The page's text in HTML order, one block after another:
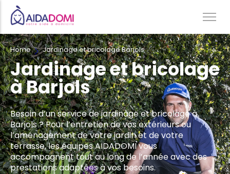
Ménage à domicile & Repassage
Garde d’enfants
Jardinage & Bricolage
Aide aux personnes âgées
Accompagnement du handicap
Téléassistance
Home Jardinage et bricolage Barjols
Jardinage et bricolage
à Barjols
Besoin d’un service de jardinage et bricolage à
Barjols ? Pour l’entretien de vos extérieurs ou
l’aménagement de votre jardin et de votre
terrasse, les équipes AIDADOMI vous
accompagnent tout au long de l’année avec des
prestations adaptées à vos besoins.